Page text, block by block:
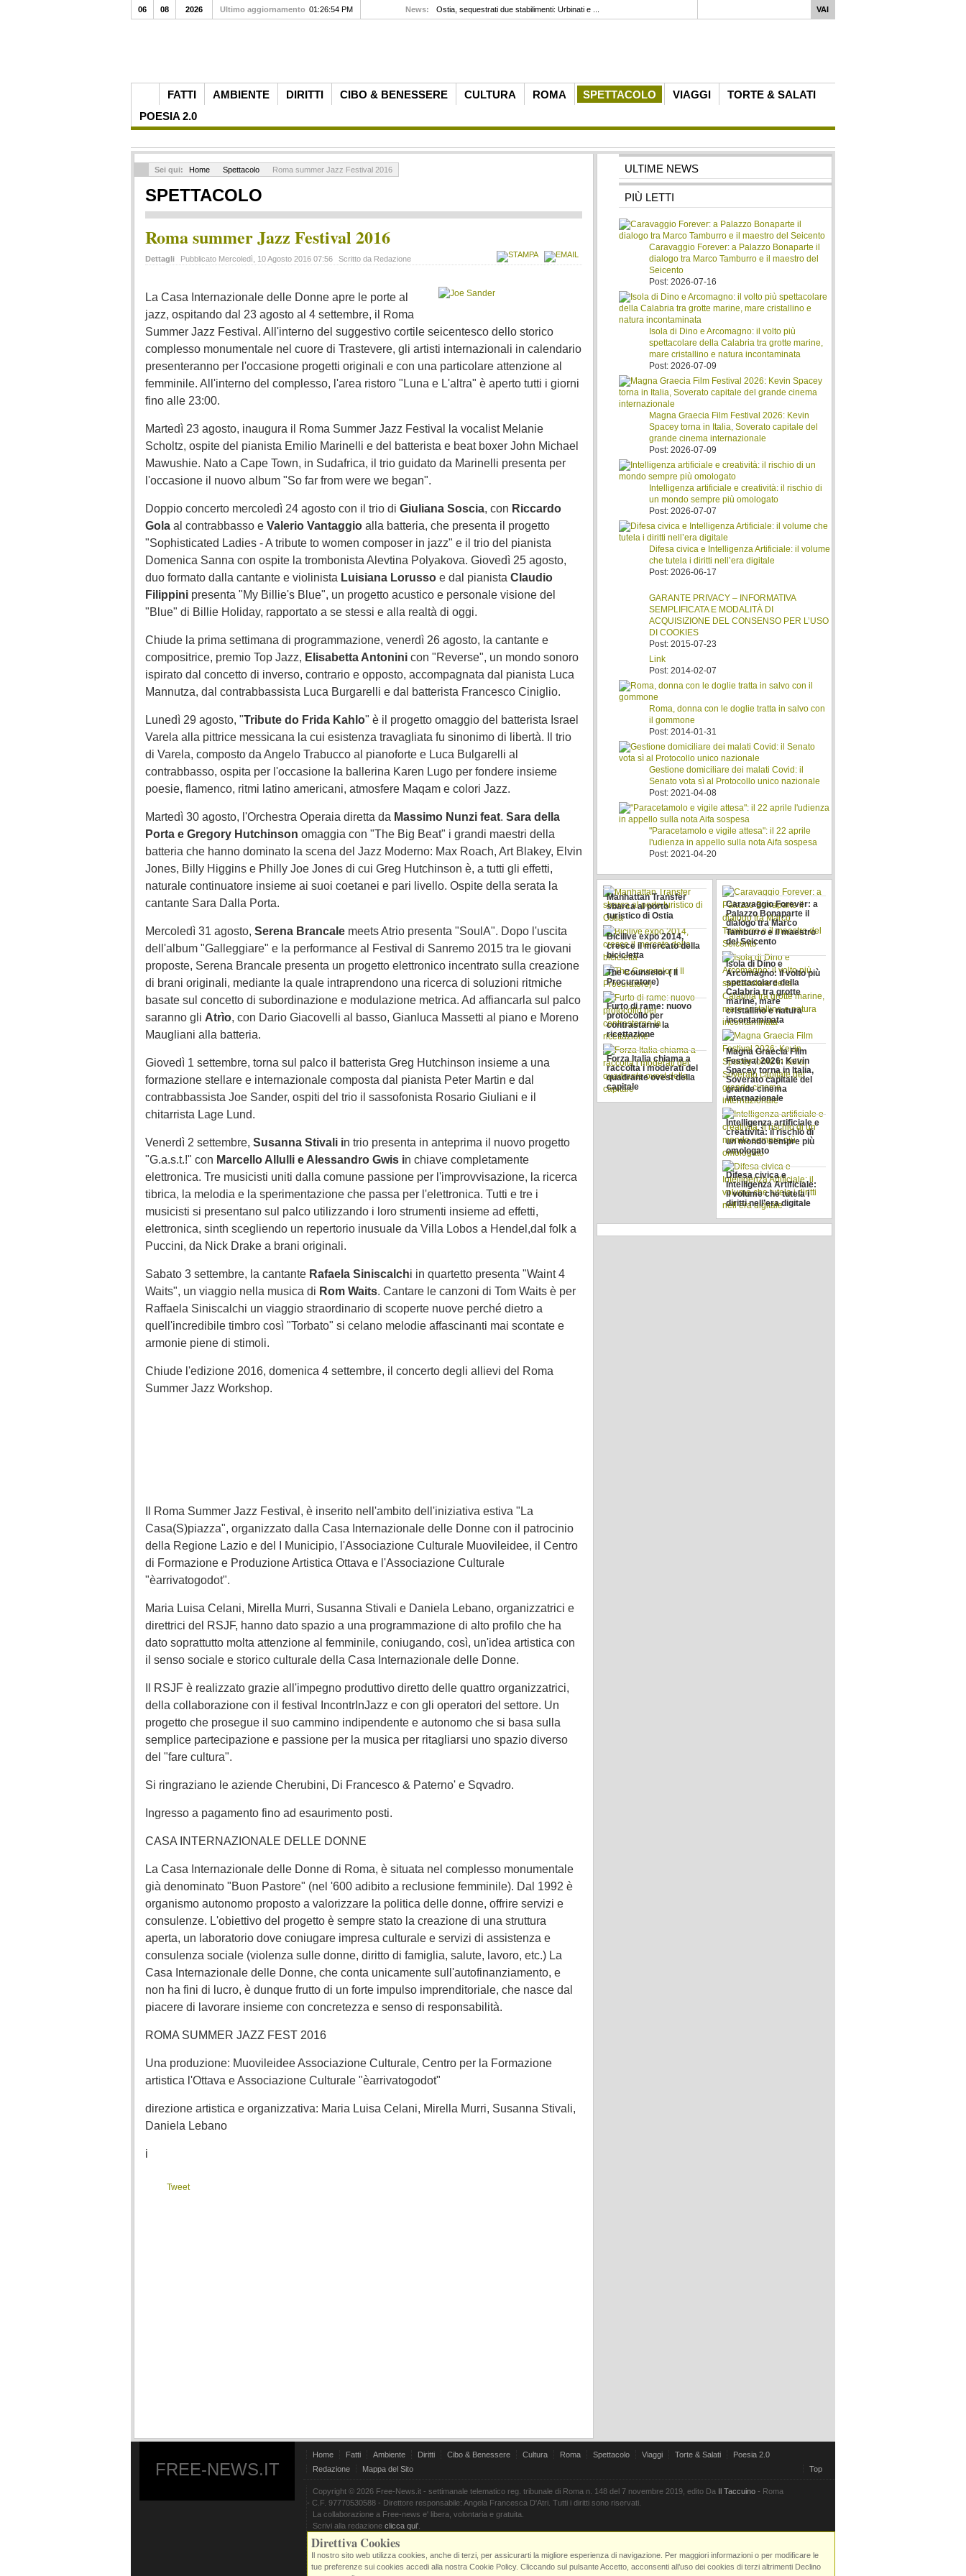
FATTI AMBIENTE DIRITTI CIBO & BENESSERE CULTURA ROMA SPETTACOLO VIAGGI
TORTE & SALATI
POESIA 2.0
06 08 2026 Ultimo aggiornamento 01:26:54 PM News: Ostia, sequestrati due stabilimenti: Urbinati e ...
Sei qui: Home Spettacolo Roma summer Jazz Festival 2016
SPETTACOLO
Roma summer Jazz Festival 2016
Dettagli Pubblicato Mercoledì, 10 Agosto 2016 07:56 Scritto da Redazione
La Casa Internazionale delle Donne apre le porte al
jazz, ospitando dal 23 agosto al 4 settembre, il Roma
Summer Jazz Festival. All'interno del suggestivo cortile seicentesco dello storico
complesso monumentale nel cuore di Trastevere, gli artisti internazionali in calendario
presenteranno per l'occasione progetti originali e con una particolare attenzione al
femminile. All'interno del complesso, l'area ristoro "Luna e L'altra" è aperto tutti i giorni
fino alle 23:00.
Martedì 23 agosto, inaugura il Roma Summer Jazz Festival la vocalist Melanie
Scholtz, ospite del pianista Emilio Marinelli e del batterista e beat boxer John Michael
Mawushie. Nato a Cape Town, in Sudafrica, il trio guidato da Marinelli presenta per
l'occasione il nuovo album "So far from were we began".
Doppio concerto mercoledì 24 agosto con il trio di Giuliana Soscia, con Riccardo
Gola al contrabbasso e Valerio Vantaggio alla batteria, che presenta il progetto
"Sophisticated Ladies - A tribute to women composer in jazz" e il trio del pianista
Domenica Sanna con ospite la trombonista Alevtina Polyakova. Giovedì 25 agosto,
duo formato dalla cantante e violinista Luisiana Lorusso e dal pianista Claudio
Filippini presenta "My Billie's Blue", un progetto acustico e personale visione del
"Blue" di Billie Holiday, rapportato a se stessi e alla realtà di oggi.
Chiude la prima settimana di programmazione, venerdì 26 agosto, la cantante e
compositrice, premio Top Jazz, Elisabetta Antonini con "Reverse", un mondo sonoro
ispirato dal concetto di inverso, contrario e opposto, accompagnata dal pianista Luca
Mannutza, dal contrabbassista Luca Burgarelli e dal batterista Francesco Ciniglio.
Lunedì 29 agosto, "Tribute do Frida Kahlo" è il progetto omaggio del batterista Israel
Varela alla pittrice messicana la cui esistenza travagliata fu sinonimo di libertà. Il trio
di Varela, composto da Angelo Trabucco al pianoforte e Luca Bulgarelli al
contrabbasso, ospita per l'occasione la ballerina Karen Lugo per fondere insieme
poesie, flamenco, ritmi latino americani, atmosfere Maqam e colori Jazz.
Martedì 30 agosto, l'Orchestra Operaia diretta da Massimo Nunzi feat. Sara della
Porta e Gregory Hutchinson omaggia con "The Big Beat" i grandi maestri della
batteria che hanno dominato la scena del Jazz Moderno: Max Roach, Art Blakey, Elvin
Jones, Billy Higgins e Philly Joe Jones di cui Greg Hutchinson è, a tutti gli effetti,
naturale continuatore insieme ai suoi coetanei e pari livello. Ospite della serata la
cantante Sara Dalla Porta.
Mercoledì 31 agosto, Serena Brancale meets Atrio presenta "SoulA". Dopo l'uscita
dell'album "Galleggiare" e la performance al Festival di Sanremo 2015 tra le giovani
proposte, Serena Brancale presenta un progetto elettronico incentrato sulla creazione
di brani originali, mediante la quale intraprendono una ricerca di soluzioni ritmiche
basate sul concetto di subordinazione e modulazione metrica. Ad affiancarla sul palco
saranno gli Atrìo, con Dario Giacovelli al basso, Gianluca Massetti al piano e Moreno
Maugliani alla batteria.
Giovedì 1 settembre, torna sul palco il batterista Greg Hutchinson insieme a una
formazione stellare e internazionale composta dal pianista Peter Martin e dal
contrabbassista Joe Sander, ospiti del trio il sassofonista Rosario Giuliani e il
chitarrista Lage Lund.
Venerdì 2 settembre, Susanna Stivali in trio presenta in anteprima il nuovo progetto
"G.a.s.t.!" con Marcello Allulli e Alessandro Gwis in chiave completamente
elettronica. Tre musicisti uniti dalla comune passione per l'improvvisazione, la ricerca
tibrica, la melodia e la sperimentazione che passa per l'elettronica. Tutti e tre i
musicisti si presentano sul palco utilizzando i loro strumenti insieme ad effetti,
elettronica, sinth scegliendo un repertorio inusuale da Villa Lobos a Hendel,dal folk a
Puccini, da Nick Drake a brani originali.
Sabato 3 settembre, la cantante Rafaela Siniscalchi in quartetto presenta "Waint 4
Waits", un viaggio nella musica di Rom Waits. Cantare le canzoni di Tom Waits è per
Raffaela Siniscalchi un viaggio straordinario di scoperte nuove perché dietro a
quell'incredibile timbro così "Torbato" si celano melodie affascinanti mai scontate e
armonie piene di stimoli.
Chiude l'edizione 2016, domenica 4 settembre, il concerto degli allievi del Roma
Summer Jazz Workshop.
Il Roma Summer Jazz Festival, è inserito nell'ambito dell'iniziativa estiva "La
Casa(S)piazza", organizzato dalla Casa Internazionale delle Donne con il patrocinio
della Regione Lazio e del I Municipio, l'Associazione Culturale Muovileidee, il Centro
di Formazione e Produzione Artistica Ottava e l'Associazione Culturale
"èarrivatogodot".
Maria Luisa Celani, Mirella Murri, Susanna Stivali e Daniela Lebano, organizzatrici e
direttrici del RSJF, hanno dato spazio a una programmazione di alto profilo che ha
dato soprattutto molta attenzione al femminile, coniugando, così, un'idea artistica con
il senso sociale e storico culturale della Casa Internazionale delle Donne.
Il RSJF è realizzato grazie all'impegno produttivo diretto delle quattro organizzatrici,
della collaborazione con il festival IncontrInJazz e con gli operatori del settore. Un
progetto che prosegue il suo cammino indipendente e autonomo che si basa sulla
semplice partecipazione e passione per la musica per ritagliarsi uno spazio diverso
del "fare cultura".
Si ringraziano le aziende Cherubini, Di Francesco & Paterno' e Sqvadro.
Ingresso a pagamento fino ad esaurimento posti.
CASA INTERNAZIONALE DELLE DONNE
La Casa Internazionale delle Donne di Roma, è situata nel complesso monumentale
già denominato "Buon Pastore" (nel '600 adibito a reclusione femminile). Dal 1992 è
organismo autonomo proposto a valorizzare la politica delle donne, offrire servizi e
consulenze. L'obiettivo del progetto è sempre stato la creazione di una struttura
aperta, un laboratorio dove coniugare impresa culturale e servizi di assistenza e
consulenza sociale (violenza sulle donne, diritto di famiglia, salute, lavoro, etc.) La
Casa Internazionale delle Donne, che conta unicamente sull'autofinanziamento, e
non ha fini di lucro, è dunque frutto di un forte impulso imprenditoriale, che nasce dal
piacere di lavorare insieme con concretezza e senso di responsabilità.
ROMA SUMMER JAZZ FEST 2016
Una produzione: Muovileidee Associazione Culturale, Centro per la Formazione
artistica l'Ottava e Associazione Culturale "èarrivatogodot"
direzione artistica e organizzativa: Maria Luisa Celani, Mirella Murri, Susanna Stivali,
Daniela Lebano
i
Tweet
ULTIME NEWS
PIÙ LETTI
Caravaggio Forever: a Palazzo Bonaparte il
dialogo tra Marco Tamburro e il maestro del
Seicento
Post: 2026-07-16
Isola di Dino e Arcomagno: il volto più
spettacolare della Calabria tra grotte marine,
mare cristallino e natura incontaminata
Post: 2026-07-09
Magna Graecia Film Festival 2026: Kevin
Spacey torna in Italia, Soverato capitale del
grande cinema internazionale
Post: 2026-07-09
Intelligenza artificiale e creatività: il rischio di
un mondo sempre più omologato
Post: 2026-07-07
Difesa civica e Intelligenza Artificiale: il volume
che tutela i diritti nell’era digitale
Post: 2026-06-17
GARANTE PRIVACY – INFORMATIVA
SEMPLIFICATA E MODALITÀ DI
ACQUISIZIONE DEL CONSENSO PER L’USO
DI COOKIES
Post: 2015-07-23
Link
Post: 2014-02-07
Roma, donna con le doglie tratta in salvo con
il gommone
Post: 2014-01-31
Gestione domiciliare dei malati Covid: il
Senato vota sì al Protocollo unico nazionale
Post: 2021-04-08
"Paracetamolo e vigile attesa": il 22 aprile
l'udienza in appello sulla nota Aifa sospesa
Post: 2021-04-20
Manhattan Transfer
sbarca al porto
turistico di Ostia
Bicilive expo 2014,
cresce il mercato della
bicicletta
The Counselor ( Il
Procuratore)
Furto di rame: nuovo
protocollo per
contrastarne la
ricettazione
Forza Italia chiama a
raccolta i moderati del
quadrante ovest della
capitale
Caravaggio Forever: a
Palazzo Bonaparte il
dialogo tra Marco
Tamburro e il maestro
del Seicento
Isola di Dino e
Arcomagno: il volto più
spettacolare della
Calabria tra grotte
marine, mare
cristallino e natura
incontaminata
Magna Graecia Film
Festival 2026: Kevin
Spacey torna in Italia,
Soverato capitale del
grande cinema
internazionale
Intelligenza artificiale e
creatività: il rischio di
un mondo sempre più
omologato
Difesa civica e
Intelligenza Artificiale:
il volume che tutela i
diritti nell’era digitale
FREE-NEWS.IT
Home Fatti Ambiente Diritti Cibo & Benessere Cultura Roma Spettacolo Viaggi Torte & Salati
Poesia 2.0
Redazione
Mappa del Sito Top
Copyright © 2026 Free-News.it - settimanale telematico reg. tribunale di Roma n. 148 del 7 novembre 2019, edito Da Il Taccuino - Roma
- C.F. 97770530588 - Direttore responsabile: Angela Francesca D'Atri. Tutti i diritti sono riservati.
La collaborazione a Free-news e' libera, volontaria e gratuita.
Scrivi alla redazione clicca qui'
Direttiva Cookies
Il nostro sito web utilizza cookies, anche di terzi, per assicurarti la migliore esperienza di navigazione. Per maggiori informazioni o per modificare le
tue preferenze sui cookies accedi alla nostra Cookie Policy. Cliccando sul pulsante Accetto, acconsenti all’uso dei cookies di terzi altrimenti Declino